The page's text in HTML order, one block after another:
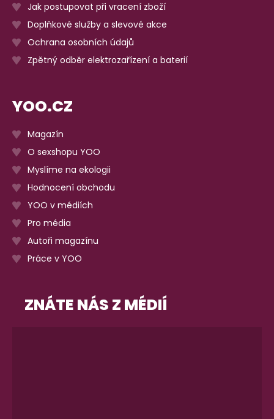
Jak postupovat při vracení zboží
Doplňkové služby a slevové akce
Ochrana osobních údajů
Zpětný odběr elektrozařízení a baterií
YOO.CZ
Magazín
O sexshopu YOO
Myslíme na ekologii
Hodnocení obchodu
YOO v médiích
Pro média
Autoři magazínu
Práce v YOO
ZNÁTE NÁS Z MÉDIÍ